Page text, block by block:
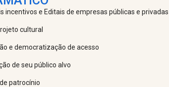
incentivos e Editais de empresas públicas e privadas
cultural
e democratização de acesso
de seu público alvo
patrocínio